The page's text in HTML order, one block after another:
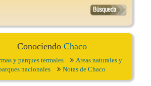
ConociendoChaco
y parques termales
Areas naturales y
nacionales
Notas de Chaco